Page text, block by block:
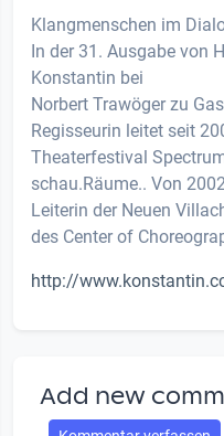
Klangmenschen im
In der 31. Ausgabe von
Konstantin bei
Norbert Trawöger zu
Regisseurin leitet seit
Theaterfestival
schau.Räume.. Von
Leiterin der Neuen
des Center of
http://
Add new